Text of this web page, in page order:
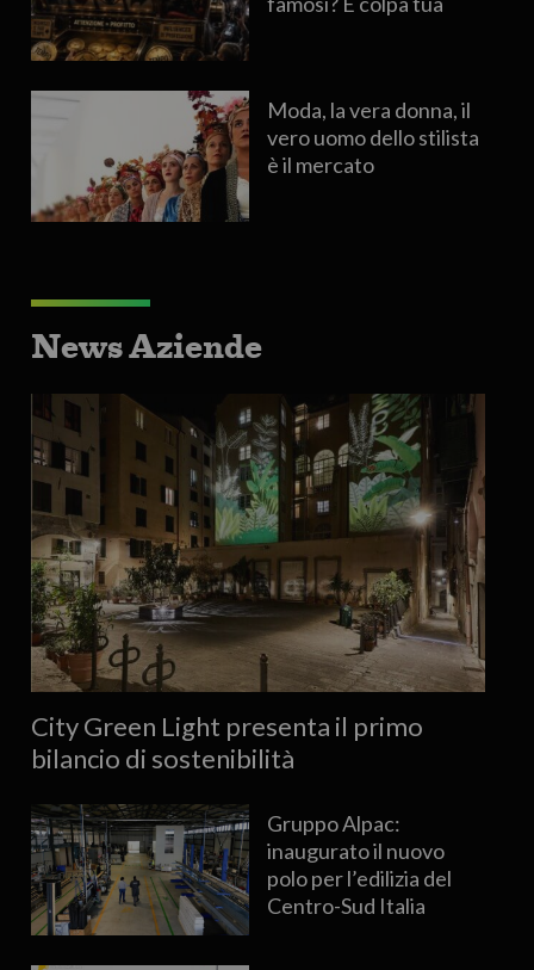
Moda, la vera donna, il
vero uomo dello stilista
è il mercato
News Aziende
City Green Light presenta il primo
bilancio di sostenibilità
Gruppo Alpac:
inaugurato il nuovo
polo per l’edilizia del
Centro-Sud Italia